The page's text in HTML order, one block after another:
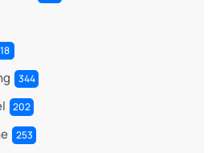
344
202
253